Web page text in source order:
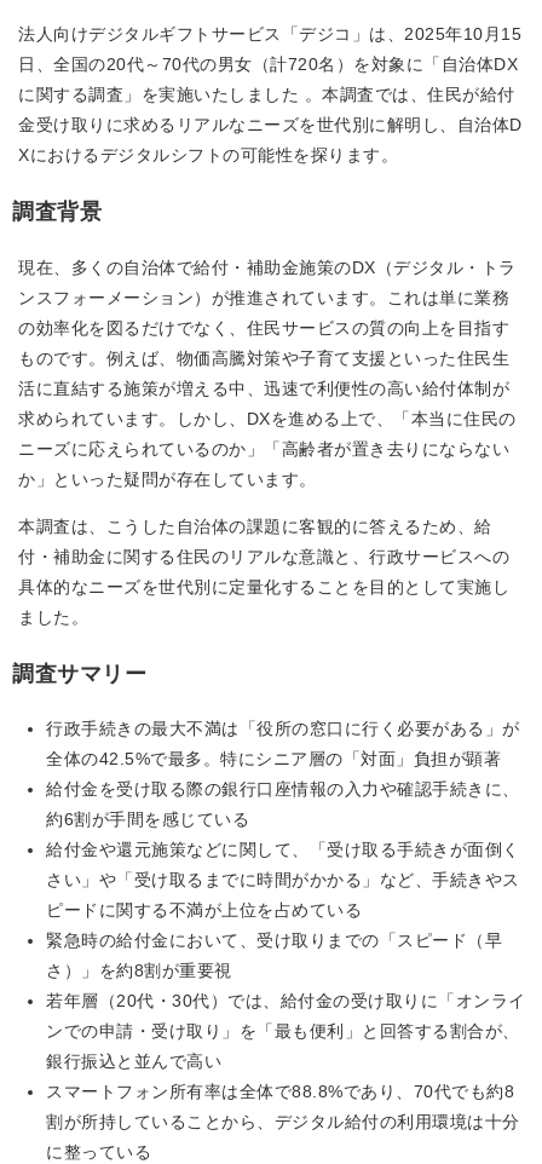
法人向けデジタルギフトサービス「デジコ」は、2025年10月15
日、全国の20代～70代の男女（計720名）を対象に「自治体DX
に関する調査」を実施いたしました 。本調査では、住民が給付
金受け取りに求めるリアルなニーズを世代別に解明し、自治体D
Xにおけるデジタルシフトの可能性を探ります。
調査背景
現在、多くの自治体で給付・補助金施策のDX（デジタル・トラ
ンスフォーメーション）が推進されています。これは単に業務
の効率化を図るだけでなく、住民サービスの質の向上を目指す
ものです。例えば、物価高騰対策や子育て支援といった住民生
活に直結する施策が増える中、迅速で利便性の高い給付体制が
求められています。しかし、DXを進める上で、「本当に住民の
ニーズに応えられているのか」「高齢者が置き去りにならない
か」といった疑問が存在しています。
本調査は、こうした自治体の課題に客観的に答えるため、給
付・補助金に関する住民のリアルな意識と、行政サービスへの
具体的なニーズを世代別に定量化することを目的として実施し
ました。
調査サマリー
行政手続きの最大不満は「役所の窓口に行く必要がある」が
全体の42.5%で最多。特にシニア層の「対面」負担が顕著
給付金を受け取る際の銀行口座情報の入力や確認手続きに、
約6割が手間を感じている
給付金や還元施策などに関して、「受け取る手続きが面倒く
さい」や「受け取るまでに時間がかかる」など、手続きやス
ピードに関する不満が上位を占めている
緊急時の給付金において、受け取りまでの「スピード（早
さ）」を約8割が重要視
若年層（20代・30代）では、給付金の受け取りに「オンライ
ンでの申請・受け取り」を「最も便利」と回答する割合が、
銀行振込と並んで高い
スマートフォン所有率は全体で88.8%であり、70代でも約8
割が所持していることから、デジタル給付の利用環境は十分
に整っている